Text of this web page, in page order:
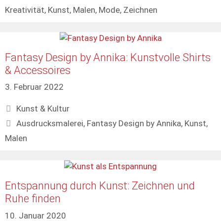
Kreativität, Kunst, Malen, Mode, Zeichnen
Fantasy Design by Annika: Kunstvolle Shirts
& Accessoires
3. Februar 2022
Kategorien
Kunst & Kultur
Schlagwörter
Ausdrucksmalerei, Fantasy Design by Annika, Kunst,
Malen
Entspannung durch Kunst: Zeichnen und
Ruhe finden
10. Januar 2020